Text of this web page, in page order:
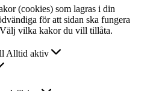
(cookies) som lagras i din
för att sidan ska fungera
vilka kakor du vill tillåta.
Alltid aktiv